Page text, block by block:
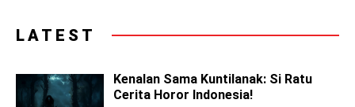
LATEST
Kenalan Sama Kuntilanak: Si Ratu
Cerita Horor Indonesia!